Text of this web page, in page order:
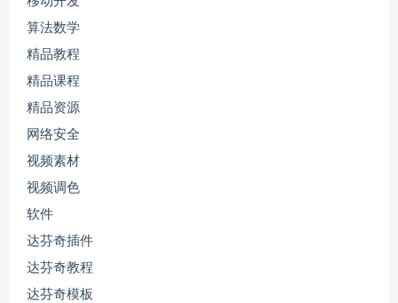
算法数学
精品教程
精品课程
精品资源
网络安全
视频素材
视频调色
软件
达芬奇插件
达芬奇教程
达芬奇模板